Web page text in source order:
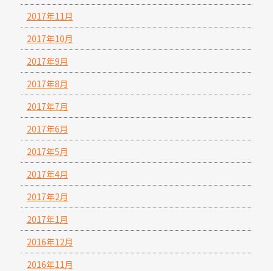
2017年11月
2017年10月
2017年9月
2017年8月
2017年7月
2017年6月
2017年5月
2017年4月
2017年2月
2017年1月
2016年12月
2016年11月